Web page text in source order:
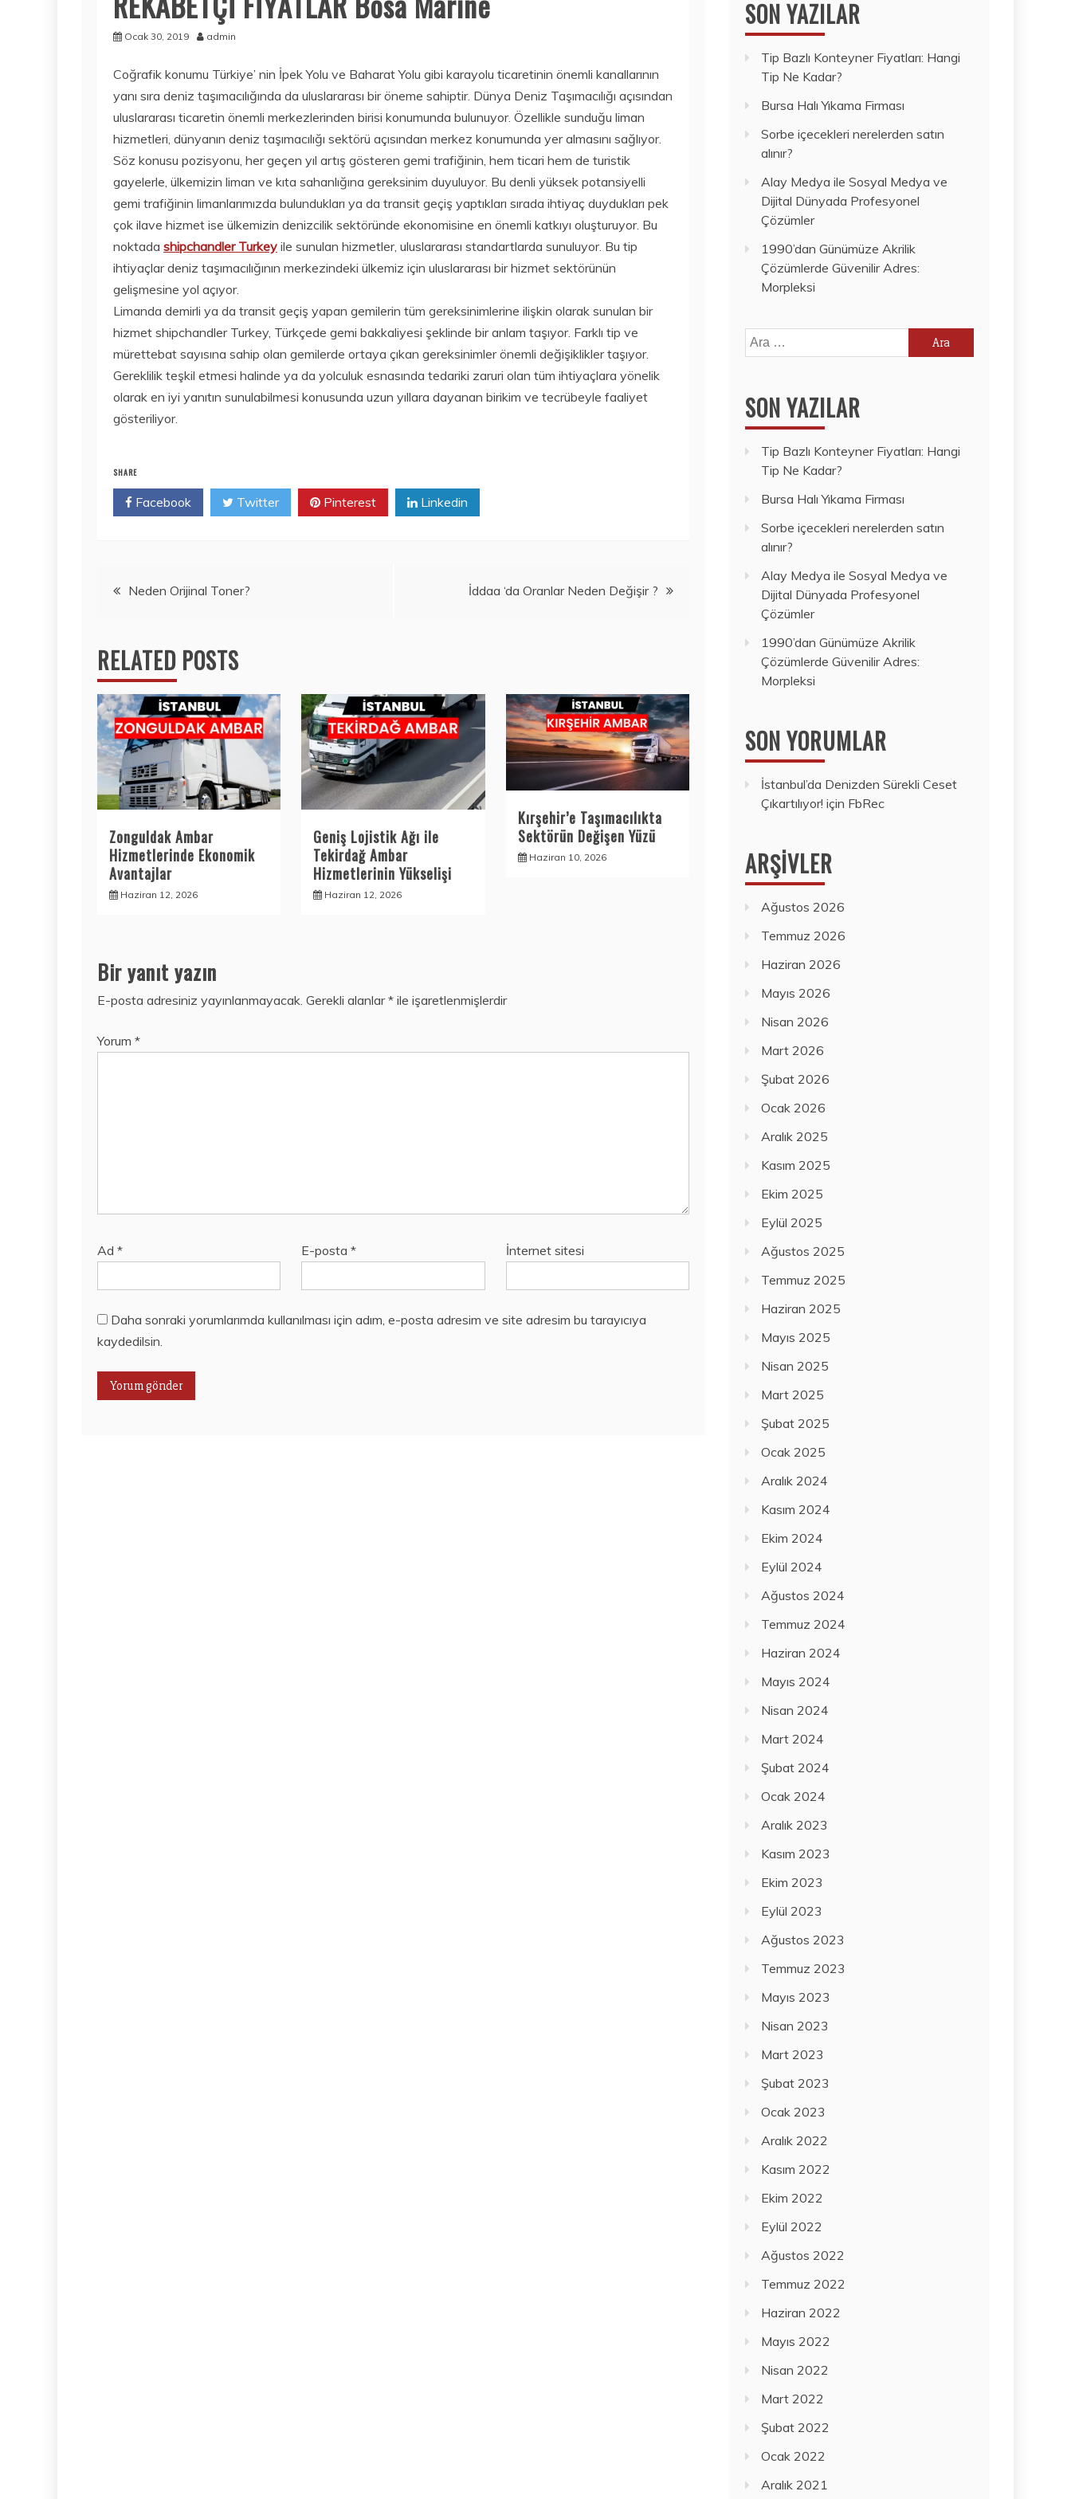
Ocak 30, 2019 admin
Coğrafik konumu Türkiye’ nin İpek Yolu ve Baharat Yolu gibi karayolu ticaretinin önemli kanallarının
yanı sıra deniz taşımacılığında da uluslararası bir öneme sahiptir. Dünya Deniz Taşımacılığı açısından
uluslararası ticaretin önemli merkezlerinden birisi konumunda bulunuyor. Özellikle sunduğu liman
hizmetleri, dünyanın deniz taşımacılığı sektörü açısından merkez konumunda yer almasını sağlıyor.
Söz konusu pozisyonu, her geçen yıl artış gösteren gemi trafiğinin, hem ticari hem de turistik
gayelerle, ülkemizin liman ve kıta sahanlığına gereksinim duyuluyor. Bu denli yüksek potansiyelli
gemi trafiğinin limanlarımızda bulundukları ya da transit geçiş yaptıkları sırada ihtiyaç duydukları pek
çok ilave hizmet ise ülkemizin denizcilik sektöründe ekonomisine en önemli katkıyı oluşturuyor. Bu
noktada shipchandler Turkey ile sunulan hizmetler, uluslararası standartlarda sunuluyor. Bu tip
ihtiyaçlar deniz taşımacılığının merkezindeki ülkemiz için uluslararası bir hizmet sektörünün
gelişmesine yol açıyor.
Limanda demirli ya da transit geçiş yapan gemilerin tüm gereksinimlerine ilişkin olarak sunulan bir
hizmet shipchandler Turkey, Türkçede gemi bakkaliyesi şeklinde bir anlam taşıyor. Farklı tip ve
mürettebat sayısına sahip olan gemilerde ortaya çıkan gereksinimler önemli değişiklikler taşıyor.
Gereklilik teşkil etmesi halinde ya da yolculuk esnasında tedariki zaruri olan tüm ihtiyaçlara yönelik
olarak en iyi yanıtın sunulabilmesi konusunda uzun yıllara dayanan birikim ve tecrübeyle faaliyet
gösteriliyor.
SHARE
Facebook Twitter Pinterest Linkedin
YazıNeden Orijinal Toner? İddaa ‘da Oranlar Neden Değişir ?
RELATED POSTS
Zonguldak Ambar
Hizmetlerinde Ekonomik
Avantajlar
Haziran 12, 2026
Geniş Lojistik Ağı ile
Tekirdağ Ambar
Hizmetlerinin Yükselişi
Haziran 12, 2026
Kırşehir’e Taşımacılıkta
Sektörün Değişen Yüzü
Haziran 10, 2026
Bir yanıt yazın
E-posta adresiniz yayınlanmayacak. Gerekli alanlar* ile işaretlenmişlerdir
Yorum *
Ad * E-posta* İnternet sitesi
Daha sonraki yorumlarımda kullanılması için adım, e-posta adresim ve site adresim bu tarayıcıya
kaydedilsin.
SON YAZILAR
Tip Bazlı Konteyner Fiyatları: Hangi
Tip Ne Kadar?
Bursa Halı Yıkama Firması
Sorbe içecekleri nerelerden satın
alınır?
Alay Medya ile Sosyal Medya ve
Dijital Dünyada Profesyonel
Çözümler
1990’dan Günümüze Akrilik
Çözümlerde Güvenilir Adres:
Morpleksi
Arama:
SON YAZILAR
Tip Bazlı Konteyner Fiyatları: Hangi
Tip Ne Kadar?
Bursa Halı Yıkama Firması
Sorbe içecekleri nerelerden satın
alınır?
Alay Medya ile Sosyal Medya ve
Dijital Dünyada Profesyonel
Çözümler
1990’dan Günümüze Akrilik
Çözümlerde Güvenilir Adres:
Morpleksi
SON YORUMLAR
İstanbul’da Denizden Sürekli Ceset
Çıkartılıyor! için FbRec
ARŞIVLER
Ağustos 2026
Temmuz 2026
Haziran 2026
Mayıs 2026
Nisan 2026
Mart 2026
Şubat 2026
Ocak 2026
Aralık 2025
Kasım 2025
Ekim 2025
Eylül 2025
Ağustos 2025
Temmuz 2025
Haziran 2025
Mayıs 2025
Nisan 2025
Mart 2025
Şubat 2025
Ocak 2025
Aralık 2024
Kasım 2024
Ekim 2024
Eylül 2024
Ağustos 2024
Temmuz 2024
Haziran 2024
Mayıs 2024
Nisan 2024
Mart 2024
Şubat 2024
Ocak 2024
Aralık 2023
Kasım 2023
Ekim 2023
Eylül 2023
Ağustos 2023
Temmuz 2023
Mayıs 2023
Nisan 2023
Mart 2023
Şubat 2023
Ocak 2023
Aralık 2022
Kasım 2022
Ekim 2022
Eylül 2022
Ağustos 2022
Temmuz 2022
Haziran 2022
Mayıs 2022
Nisan 2022
Mart 2022
Şubat 2022
Ocak 2022
Aralık 2021